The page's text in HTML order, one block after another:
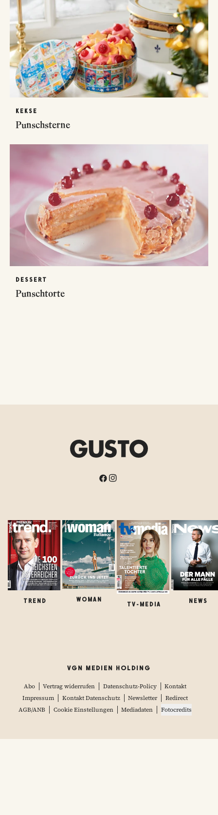
KEKSE
Punschsterne
DESSERT
Punschtorte
TREND WOMAN
TV-MEDIA
NEWS
VGN MEDIEN HOLDING
Abo Vertrag widerrufen Datenschutz-Policy
Kontakt
Impressum
Kontakt Datenschutz Newsletter
Redirect
AGB/ANB
Cookie Einstellungen Mediadaten Fotocredits